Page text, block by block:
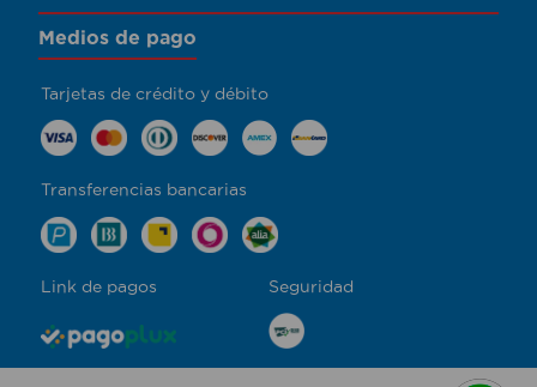
Medios de pago
Tarjetas de crédito y débito
Transferencias bancarias
Link de pagos Seguridad